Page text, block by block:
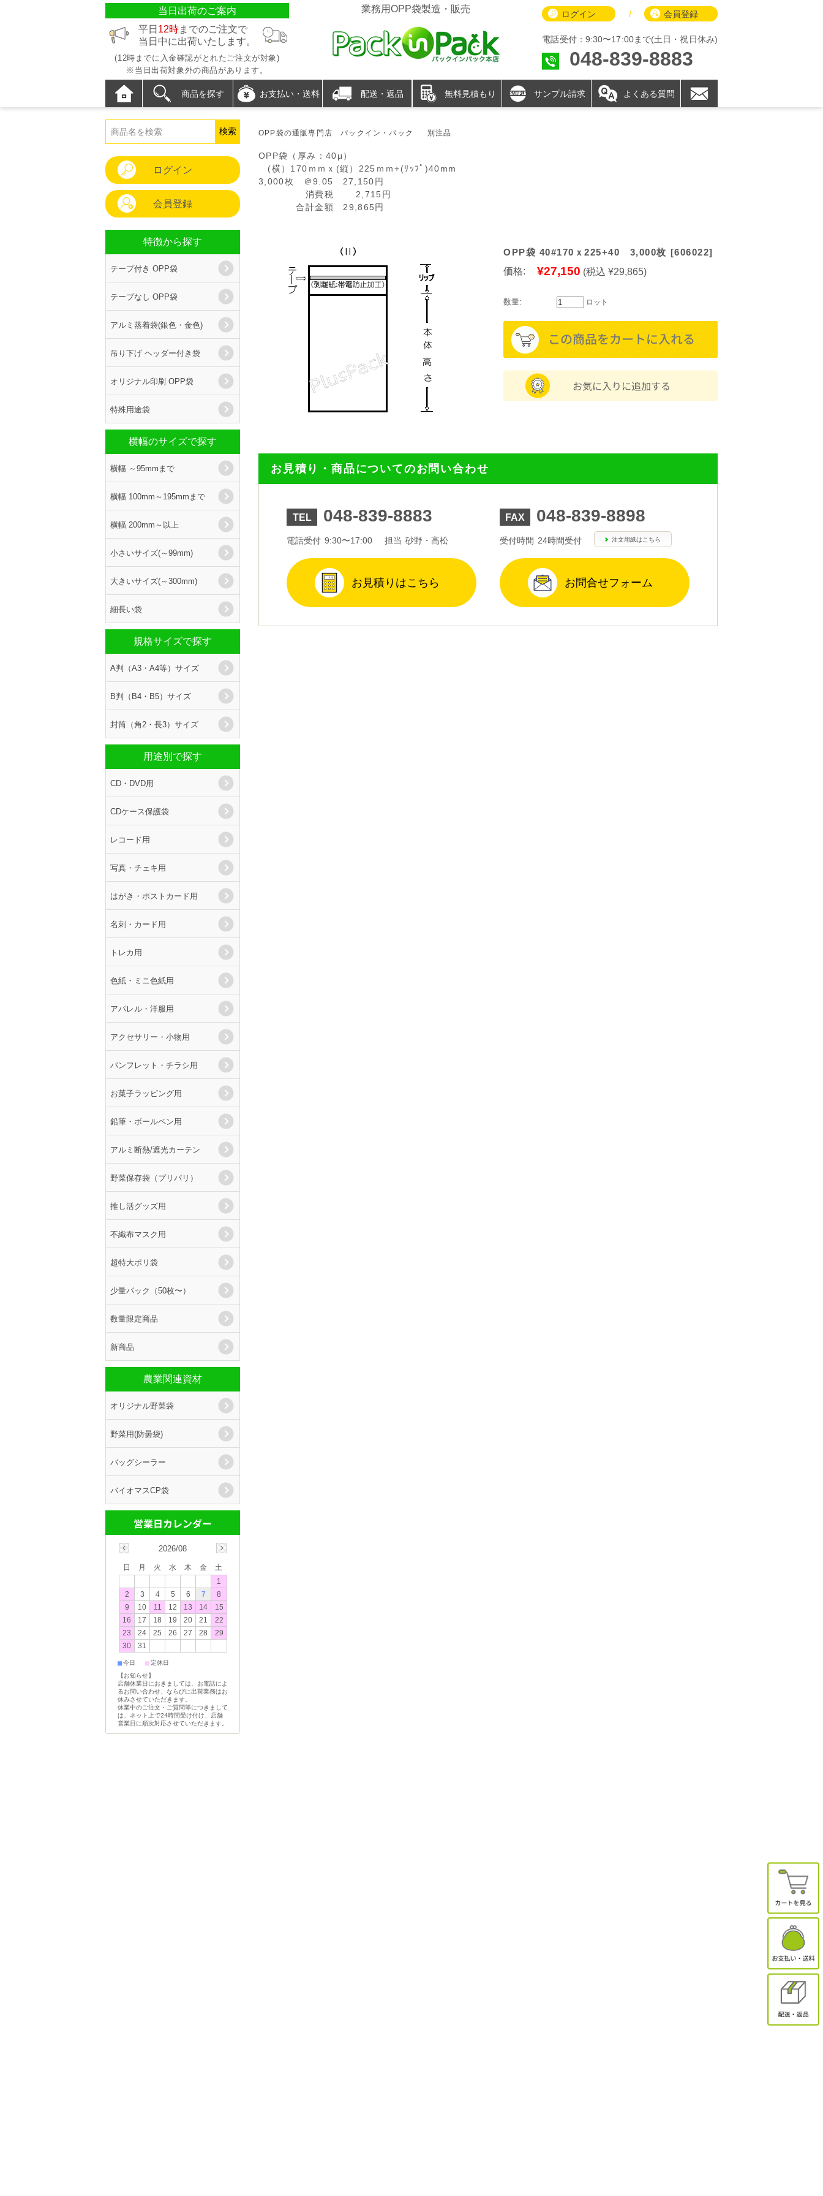
当日出荷のご案内
平日 12時までのご注文で
当日中に出荷いたします。
(12時までに入金確認がとれたご注文が対象)
※当日出荷対象外の商品があります。
業務用OPP袋製造・販売 ログイン / 会員登録
電話受付：9:30〜17:00まで(土日・祝日休み)
048-839-8883
商品を探す お支払い・送料 配送・返品 無料見積もり サンプル請求 よくある質問
OPP袋の通販専門店 パックイン・パック 別注品
OPP袋（厚み：40μ）
(横）170ｍｍｘ(縦）225ｍｍ+(ﾘｯﾌﾟ)40mm
3,000枚 ＠9.05 27,150円
消費税 2,715円
合計金額 29,865円
OPP袋 40#170ｘ225+40 3,000枚 [606022]
価格:
¥27,150 (税込 ¥29,865)
数量: ロット
お見積り・商品についてのお問い合わせ
TEL 048-839-8883
電話受付 9:30〜17:00 担当 砂野・高松
お見積りはこちら
FAX 048-839-8898
受付時間 24時間受付 注文用紙はこちら
お問合せフォーム
ログイン
会員登録
特徴から探す
テープ付き OPP袋
テープなし OPP袋
アルミ蒸着袋(銀色・金色)
吊り下げ ヘッダー付き袋
オリジナル印刷 OPP袋
特殊用途袋
横幅のサイズで探す
横幅 ～95mmまで
横幅 100mm～195mmまで
横幅 200mm～以上
小さいサイズ(～99mm)
大きいサイズ(～300mm)
細長い袋
規格サイズで探す
A判（A3・A4等）サイズ
B判（B4・B5）サイズ
封筒（角2・長3）サイズ
用途別で探す
CD・DVD用
CDケース保護袋
レコード用
写真・チェキ用
はがき・ポストカード用
名刺・カード用
トレカ用
色紙・ミニ色紙用
アパレル・洋服用
アクセサリー・小物用
パンフレット・チラシ用
お菓子ラッピング用
鉛筆・ボールペン用
アルミ断熱/遮光カーテン
野菜保存袋（プリパリ）
推し活グッズ用
不織布マスク用
超特大ポリ袋
少量パック（50枚〜）
数量限定商品
新商品
農業関連資材
オリジナル野菜袋
野菜用(防曇袋)
バッグシーラー
バイオマスCP袋
2026/08
日 月 火 水 木 金
土
1
2
3 4 5 6 7
8
9
10 11 12 13 14
15
16
17 18 19 20 21
22
23
24 25 26 27 28
29
30
31
■今日 ■定休日
【お知らせ】
店舗休業日におきましては、お電話によ
るお問い合わせ、ならびに出荷業務はお
休みさせていただきます。
休業中のご注文・ご質問等につきまして
は、ネット上で24時間受け付け、店舗
営業日に順次対応させていただきます。